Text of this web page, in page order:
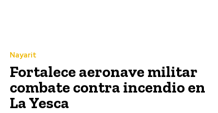
Nayarit
Fortalece aeronave militar
combate contra incendio en
La Yesca